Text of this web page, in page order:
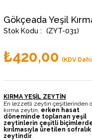
Gökçeada Yeşil
(ZYT-031)
₺420,00 (KDV
KIRMA YEŞİL ZEYTİN
En lezzetli zeytin çeşitlerinden
kırma zeytin, erken hasat
döneminde toplanan yeşil
zeytinlerin çeşitli
kırılmasıyla üretilen sofralık
zeytindir.